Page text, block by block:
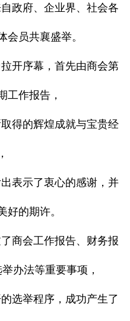
政府、企业界、社会各
会员共襄盛举。
开序幕，首先由商会第
工作报告，
得的辉煌成就与宝贵经
表示了衷心的感谢，并
好的期许。
商会工作报告、财务报
办法等重要事项，
选举程序，成功产生了